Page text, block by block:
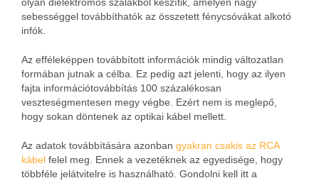
sebességgel továbbíthatók az összetett fénycsóvákat alkotó
infók.
Az efféleképpen továbbított információk mindig változatlan
formában jutnak a célba. Ez pedig azt jelenti, hogy az ilyen
fajta információtovábbítás 100 százalékosan
veszteségmentesen megy végbe. Ezért nem is meglepő,
hogy sokan döntenek az optikai kábel mellett.
Az adatok továbbítására azonban gyakran csakis az RCA
kábel felel meg. Ennek a vezetéknek az egyedisége, hogy
többféle jelátvitelre is használható. Gondolni kell itt a